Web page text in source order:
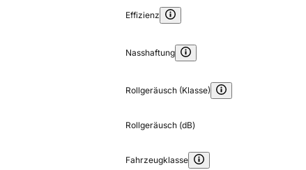
Effizienz
Nasshaftung
Rollgeräusch (Klasse)
Rollgeräusch (dB)
Fahrzeugklasse